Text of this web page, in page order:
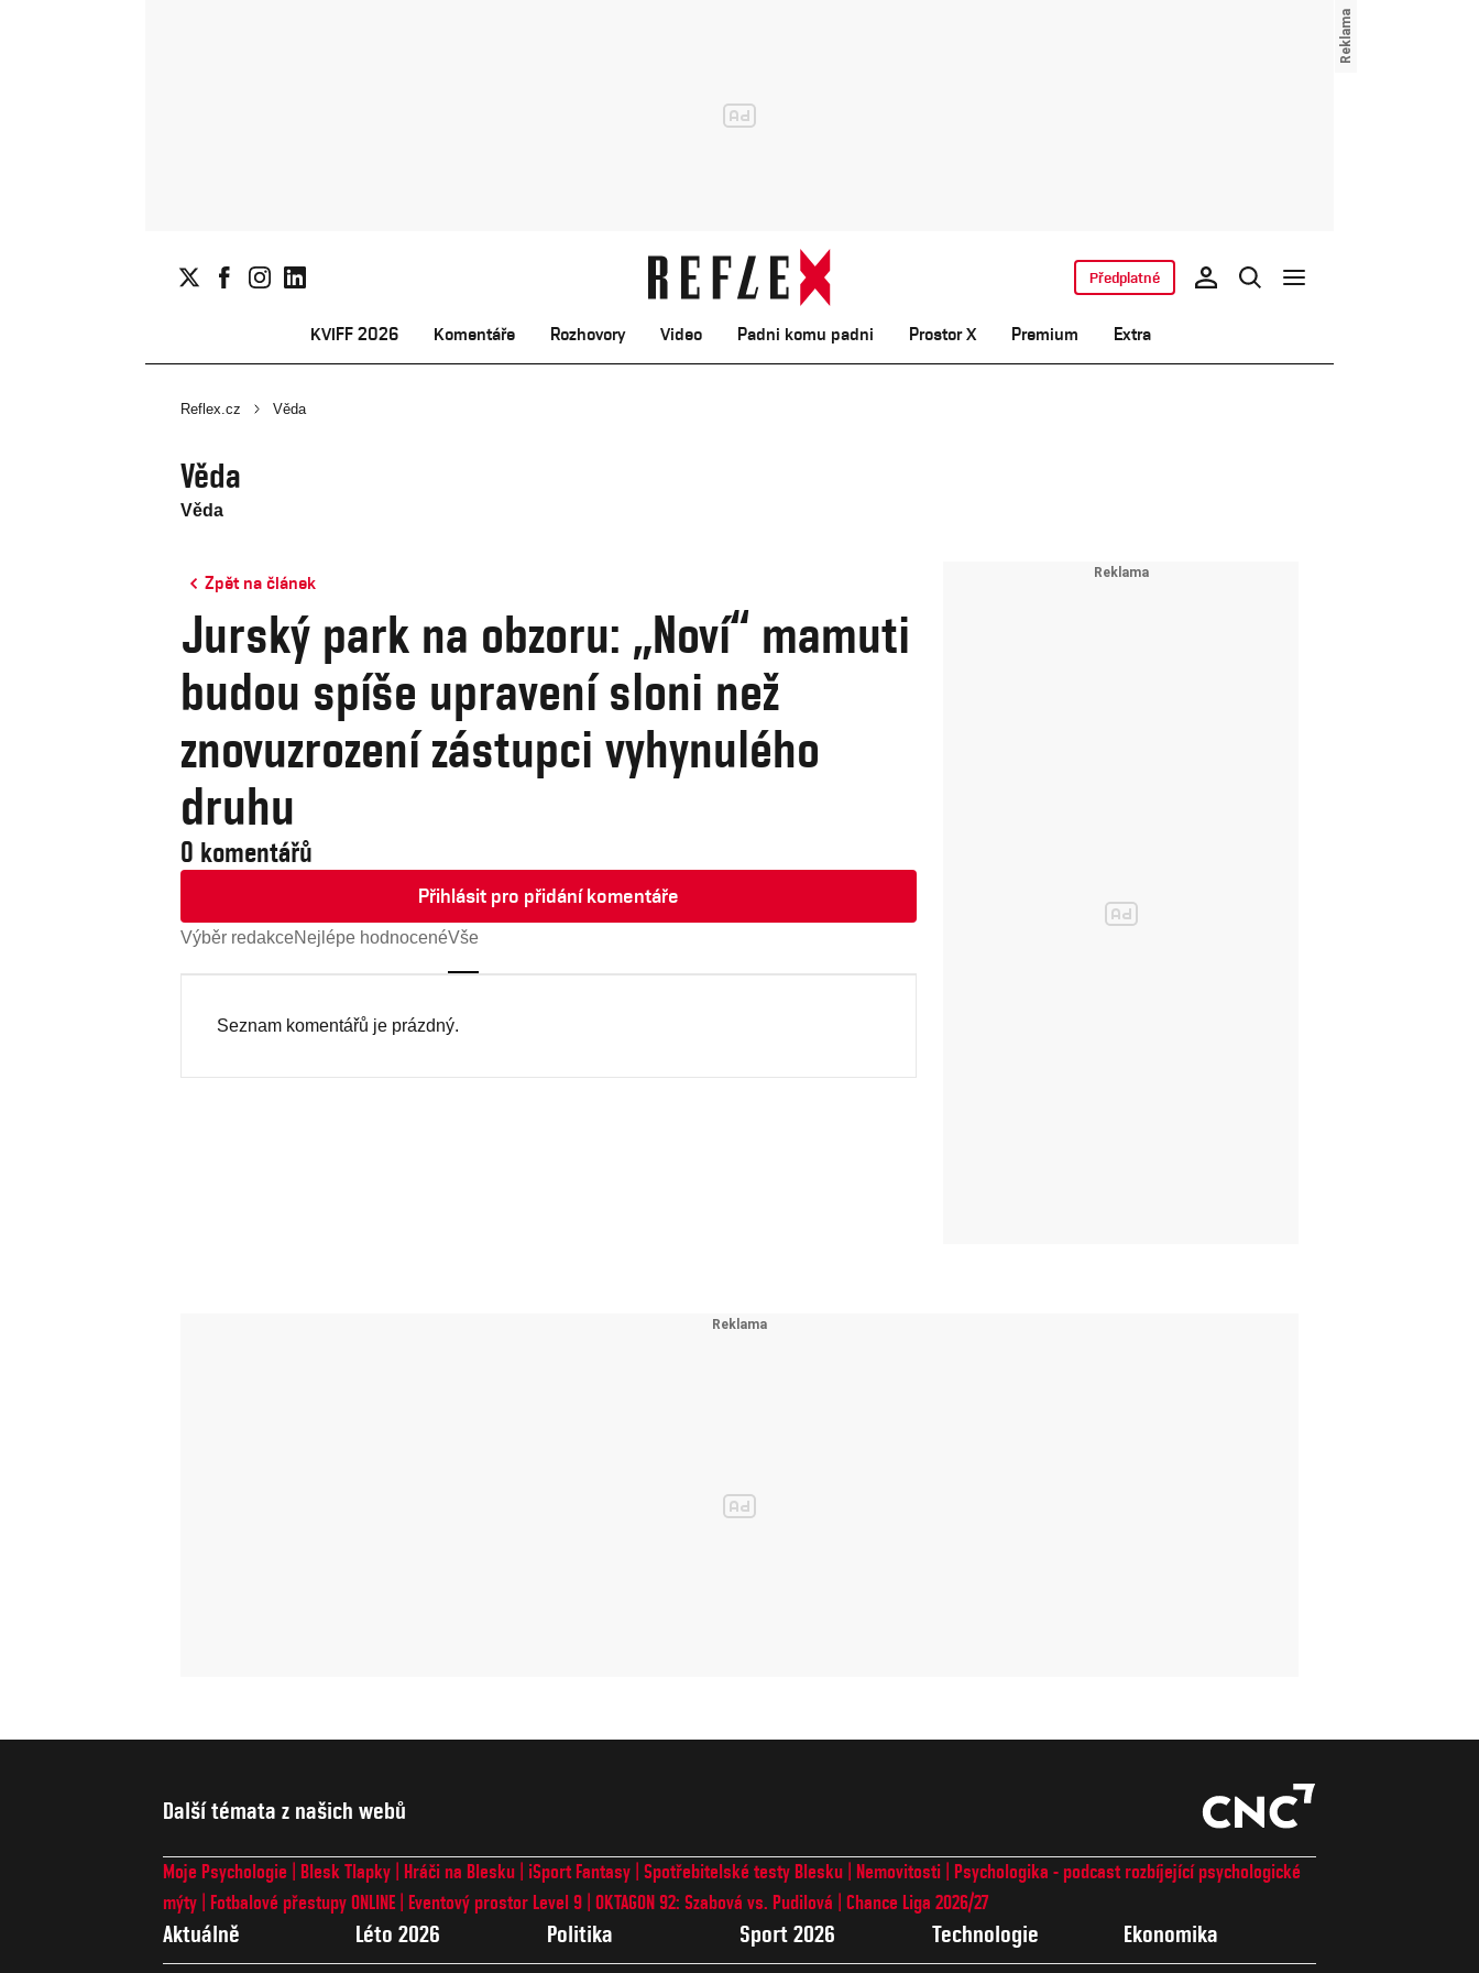
KVIFF 2026 Komentáře Rozhovory Video Padni komu padni Prostor X Premium Extra
Předplatné
Reflex.cz Věda
Věda
Věda
Zpět na článek
Jurský park na obzoru: „Noví“ mamuti
budou spíše upravení sloni než
znovuzrození zástupci vyhynulého
druhu
0 komentářů
Přihlásit pro přidání komentáře
Výběr redakceNejlépe hodnocenéVše
Seznam komentářů je prázdný.
Další témata z našich webů
Moje Psychologie Blesk Tlapky Hráči na Blesku iSport Fantasy Spotřebitelské testy Blesku Nemovitosti
Psychologika - podcast rozbíjející psychologické
mýty
Fotbalové přestupy ONLINE Eventový prostor Level 9 OKTAGON 92: Szabová vs. Pudilová Chance Liga 2026/27
Aktuálně Léto 2026 Politika Sport 2026 Technologie Ekonomika